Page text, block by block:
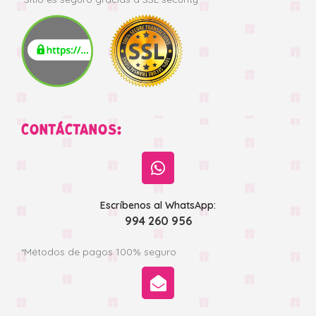
CONTÁCTANOS:
Escríbenos al WhatsApp:
994 260 956
*Métodos de pagos 100% seguro